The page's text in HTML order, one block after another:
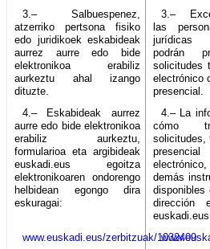
3.– Salbuespenez,
atzerriko pertsona fisiko
edo juridikoek eskabideak
aurrez aurre edo bide
elektronikoa erabiliz
aurkeztu ahal izango
dituzte.
3.–
las
jurídicas
podrán
solicitudes
electrónico
presencial.
4.– Eskabideak aurrez
aurre edo bide elektronikoa
erabiliz aurkeztu,
formularioa eta argibideak
euskadi.eus egoitza
elektronikoaren ondorengo
helbidean egongo dira
eskuragai:
4.– La
cómo
solicitudes,
demás
disponibles
dirección
www.euskadi.eus/zerbitzuak/1032409